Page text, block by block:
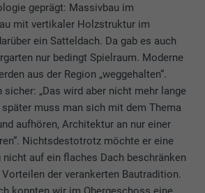
geprägt: Massivbau im
mit vertikaler Holzstruktur im
ein Satteldach. Da gab es auch
nur bedingt Spielraum. Moderne
aus der Region „weggehalten“.
„Das wird aber nicht mehr lange
muss man sich mit dem Thema
aufhören, Architektur an nur einer
Nichtsdestotrotz möchte er eine
auf ein flaches Dach beschränken
der verankerten Bautradition.